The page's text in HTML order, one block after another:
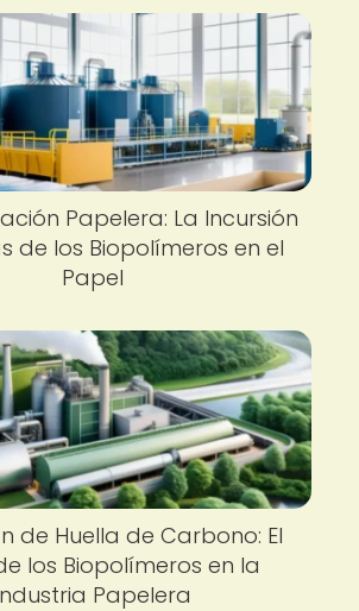
Papelera: La Incursión
de los Biopolímeros en el
Papel
de Huella de Carbono: El
los Biopolímeros en la
Papelera